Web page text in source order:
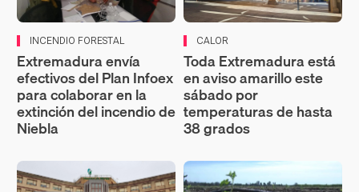
INCENDIO FORESTAL
Extremadura envía
efectivos del Plan Infoex
para colaborar en la
extinción del incendio de
Niebla
CALOR
Toda Extremadura está
en aviso amarillo este
sábado por
temperaturas de hasta
38 grados